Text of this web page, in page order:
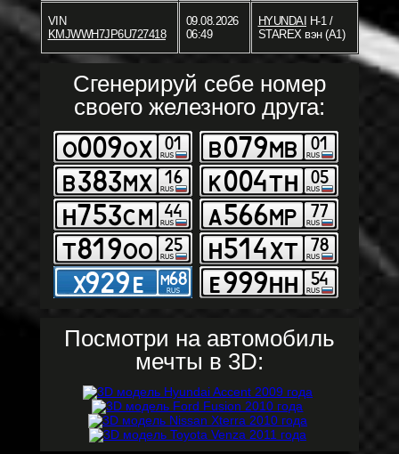
VIN
KMJWWH7JP6U727418
09.08.2026
06:49
HYUNDAI H-1 /
STAREX вэн (A1)
Сгенерируй себе номер
своего железного друга:
Посмотри на автомобиль
мечты в 3D: